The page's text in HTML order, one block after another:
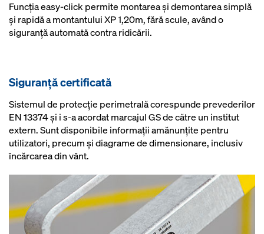
Funcţia easy-click permite montarea şi demontarea simplă
şi rapidă a montantului XP 1,20m, fără scule, având o
siguranţă automată contra ridicării.
Siguranţă certificată
Sistemul de protecţie perimetrală corespunde prevederilor
EN 13374 şi i s-a acordat marcajul GS de către un institut
extern. Sunt disponibile informaţii amănunţite pentru
utilizatori, precum şi diagrame de dimensionare, inclusiv
încărcarea din vânt.